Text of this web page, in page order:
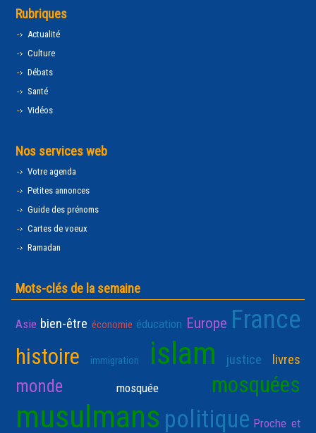
Rubriques
Actualité
Culture
Débats
Santé
Vidéos
Nos services web
Votre agenda
Petites annonces
Guide des prénoms
Cartes de voeux
Ramadan
Mots-clés de la semaine
Asie bien-être économie éducation Europe France
histoire immigration islam justice livres
monde mosquée mosquées
musulmans politique Proche et